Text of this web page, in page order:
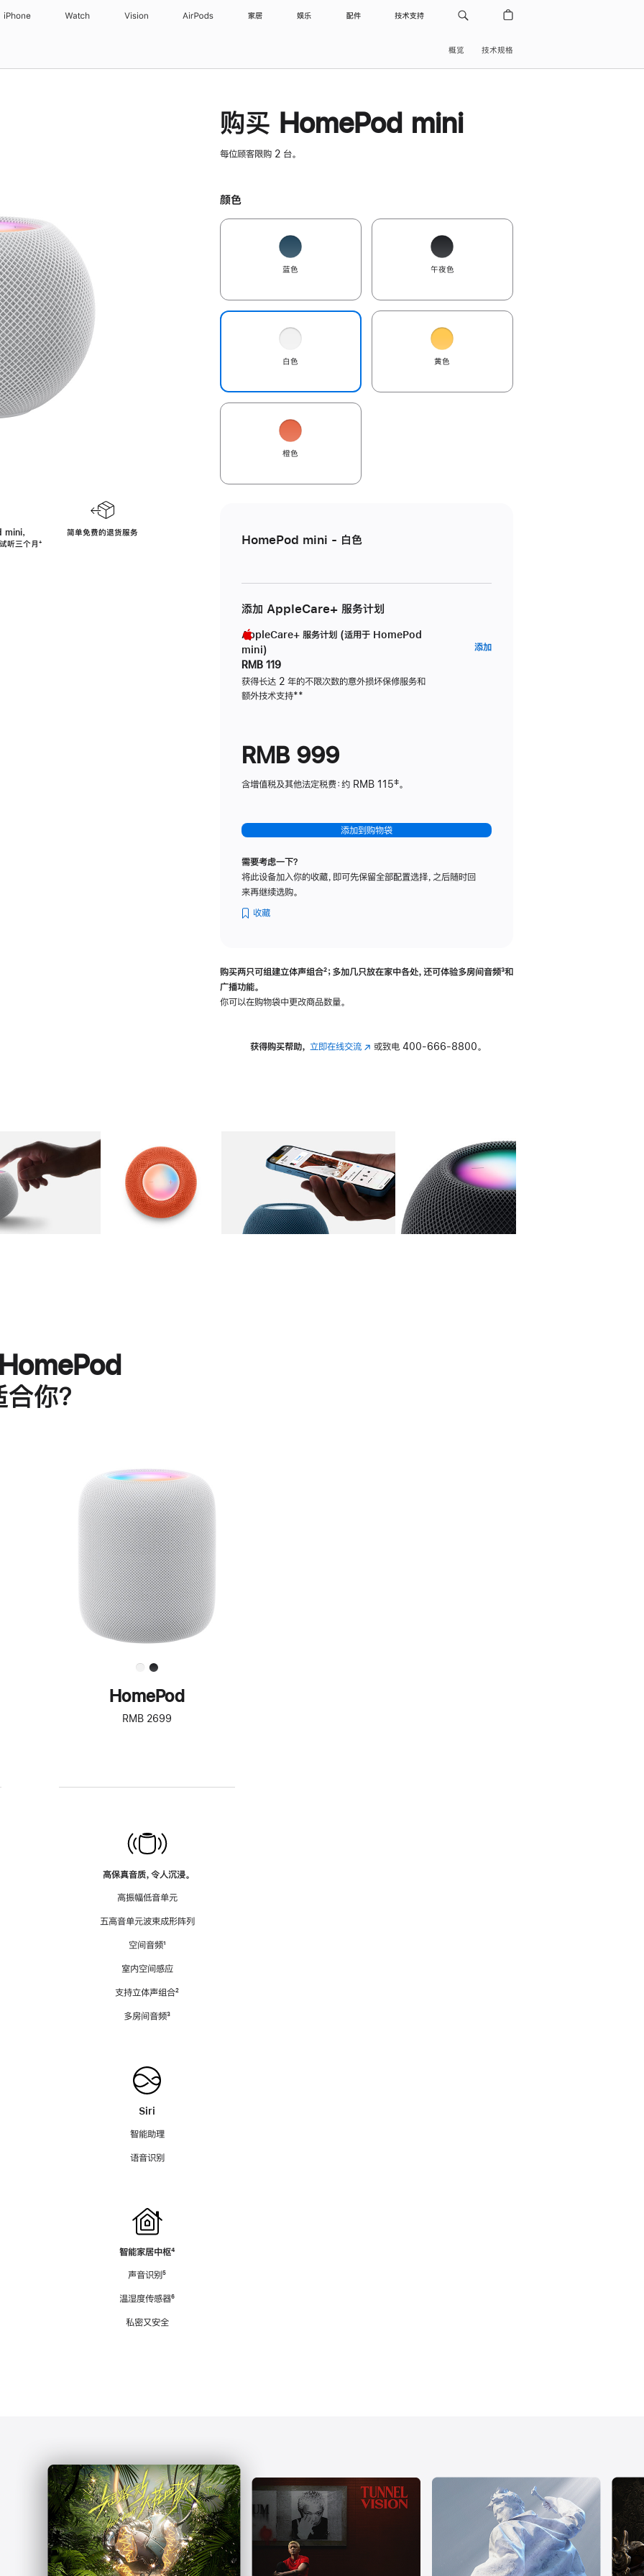
iPhone Watch Vision AirPods 家居 娱乐 配件 技术支持
概览 技术规格
，
听三个月脚
⁺
简单免费的退货服务
购买 HomePod mini
每位顾客限购 2 台。
颜色
蓝色 午夜色
白色 黄色
橙色
HomePod mini - 白色
添加 AppleCare+ 服务计划
AppleCare+ 服务计划 (适用于 HomePod
mini)
RMB 119
获得长达 2 年的不限次数的意外损坏保修服务和
额外技术支持脚
**
添加AppleCare+
RMB 999
含增值税及其他法定税费：约 RMB 115‡。
添加到购物袋
需要考虑一下？
将此设备加入你的收藏，即可先保留全部配置选择，之后随时回
来再继续选购。
收藏
购买两只可组建立体声组合脚
²；多加几只放在家中各处，还可体验多‍房‍间音频脚
³和
广播功能。
你可以在购物袋中更改商品数量。
获得购买帮助， 立即在线交流(在 或致电 400-666-8800。
图库 图像 图库 图像 图库 图像 4 图库 图像 5
你？
进
一
步
了
解
HomePod<
HomePod
RMB 2699
高保真音质，令人沉浸。
高振幅低音单元
五高音单元波束成形阵列
空间音频脚
¹
室内空间感应
支持立体声组合脚
²
多房间音频脚
³
Siri
智能助理
语音识别
智能家居中枢脚
⁴
声音识别脚
⁵
温湿度传感器脚
⁶
私密又安全